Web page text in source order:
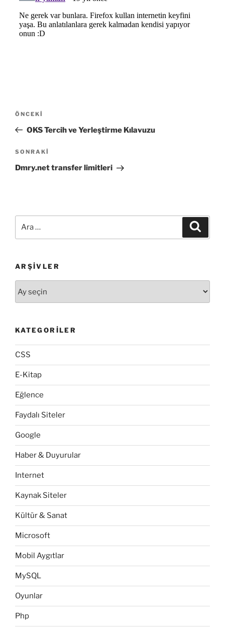
Yazı
Önceki
Yazı
ÖNCEKI
OKS Tercih ve Yerleştirme Kılavuzu
Sonraki
Yazı
SONRAKI
Dmry.net transfer limitleri
ARŞIVLER
KATEGORILER
CSS
E-Kitap
Eğlence
Faydalı Siteler
Google
Haber & Duyurular
Internet
Kaynak Siteler
Kültür & Sanat
Microsoft
Mobil Aygıtlar
MySQL
Oyunlar
Php